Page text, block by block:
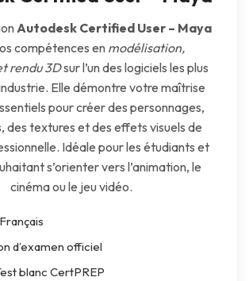
Autodesk Certified User – Maya
compétences en modélisation,
rendu 3Dsur l’un des logiciels les plus
Elle démontre votre maîtrise
pour créer des personnages,
des textures et des effets visuels de
Idéale pour les étudiants et
s’orienter vers l’animation, le
cinéma ou le jeu vidéo.
Français
d’examen officiel
blanc CertPREP